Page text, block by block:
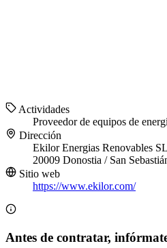
Actividades
Proveedor de equipos de
Dirección
Ekilor Energias Renovables
20009 Donostia / San
Sitio web
https://www.ekilor.com/
Antes de contratar,